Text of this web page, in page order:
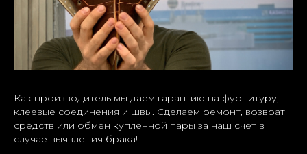
Как производитель мы даем гарантию на фурнитуру,
клеевые соединения и швы. Сделаем ремонт, возврат
средств или обмен купленной пары за наш счет в
случае выявления брака!